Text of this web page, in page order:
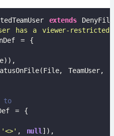
extends
has a viewer-
= {
TeamUser,
to
= {
'<>' , null ]),